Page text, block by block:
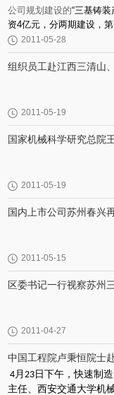
公司规划建设的“三基铸装
资4亿元，分两期建设，
束并交付使用全线投产。
2011-05-28
组织员工赴江西三清山
2011-05-19
国家机械科学研究总院
2011-05-19
国内上市公司苏州春兴
2011-05-15
区委书记一行视察苏州
2011-04-27
中国工程院卢秉恒院士
实施情况
4月23 日下午，快速制
主任、西安交通大学机